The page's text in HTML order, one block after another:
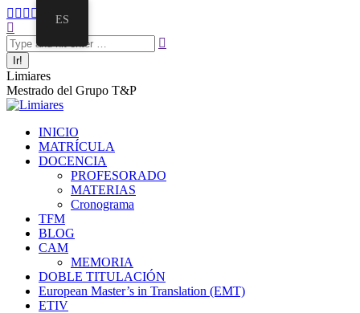
Limiares
Mestrado del Grupo T&P
INICIO
MATRÍCULA
DOCENCIA
PROFESORADO
MATERIAS
Cronograma
TFM
BLOG
CAM
MEMORIA
DOBLE TITULACIÓN
European Master’s in Translation (EMT)
ETIV
ES